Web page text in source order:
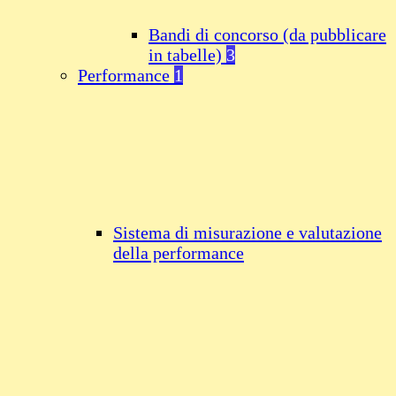
Bandi di concorso (da pubblicare
in tabelle) 3
Performance 1
Sistema di misurazione e valutazione
della performance